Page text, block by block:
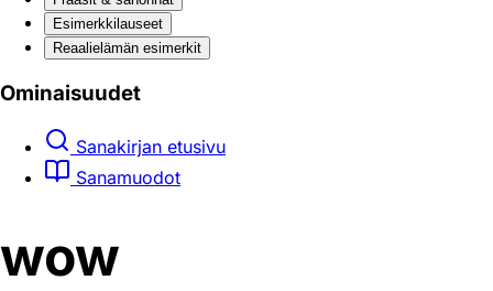
Esimerkkilauseet
Reaali­elämän esimerkit
Ominaisuudet
Sanakirjan etusivu
Sanamuodot
wow